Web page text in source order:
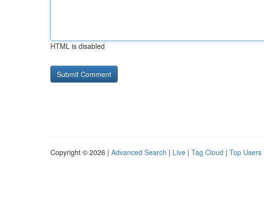
HTML is disabled
Copyright © 2026 | Advanced Search | Live | Tag Cloud | Top Users